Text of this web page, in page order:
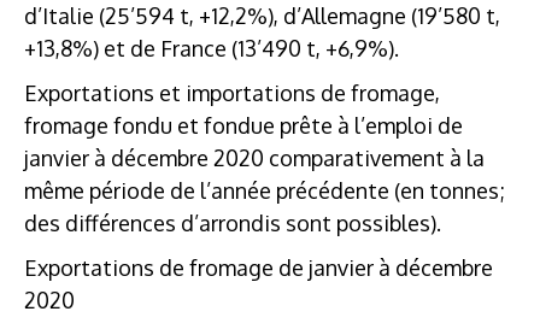
d’Italie (25’594 t, +12,2%), d’Allemagne (19’580 t,
+13,8%) et de France (13’490 t, +6,9%).
Exportations et importations de fromage,
fromage fondu et fondue prête à l’emploi de
janvier à décembre 2020 comparativement à la
même période de l’année précédente (en tonnes;
des différences d’arrondis sont possibles).
Exportations de fromage de janvier à décembre
2020